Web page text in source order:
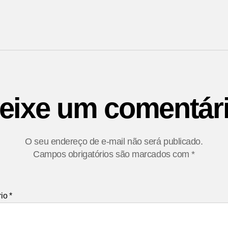
um
O seu endereço de e-mail não será publicado.
Campos obrigatórios são marcados com*
*